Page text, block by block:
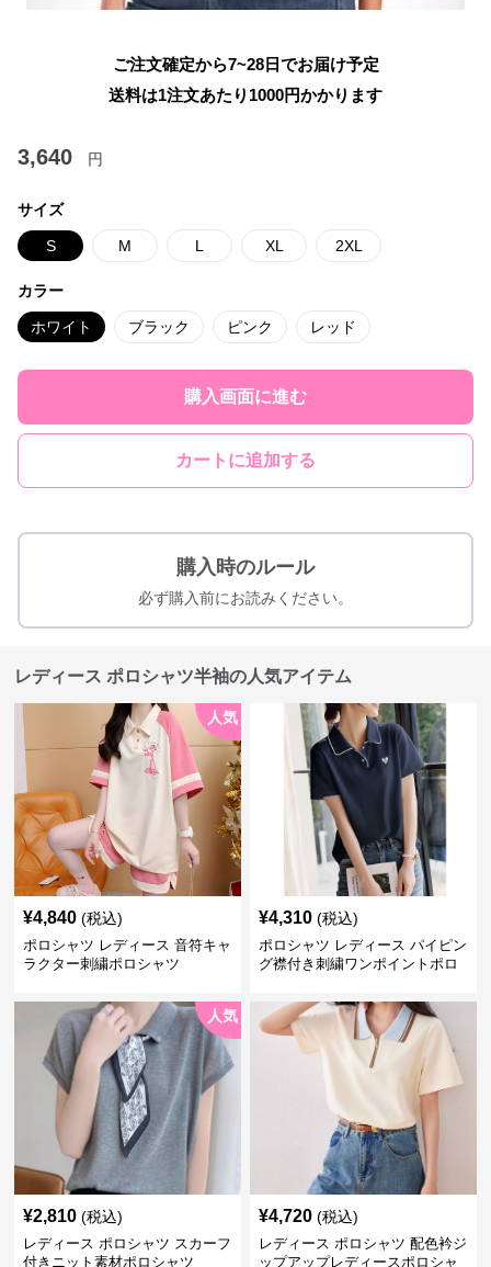
ご注文確定から7~28日でお届け予定
送料は1注文あたり 1000円かかります
3,640 円
サイズ
S M L XL 2XL
カラー
ホワイト ブラック ピンク レッド
購入画面に進む
カートに追加する
購入時のルール
必ず購入前にお読みください。
レディース ポロシャツ半袖の人気アイテム
人気
¥4,840 (税込)
ポロシャツ レディース 音符キャ
ラクター刺繍ポロシャツ
¥4,310 (税込)
ポロシャツ レディース パイピン
グ襟付き刺繍ワンポイントポロ
人気
¥2,810 (税込)
レディース ポロシャツ スカーフ
付きニット素材ポロシャツ
¥4,720 (税込)
レディース ポロシャツ 配色衿ジ
ップアップレディースポロシャ